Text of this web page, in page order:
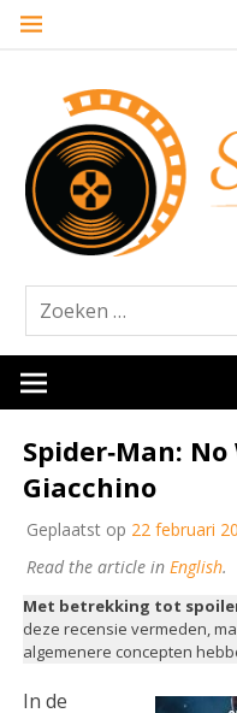
Naar
springen
Spider‐Man:
Giacchino
Geplaatst op 22 februari
Read the article in English.
Met betrekking tot
deze recensie vermeden,
algemenere concepten
In de